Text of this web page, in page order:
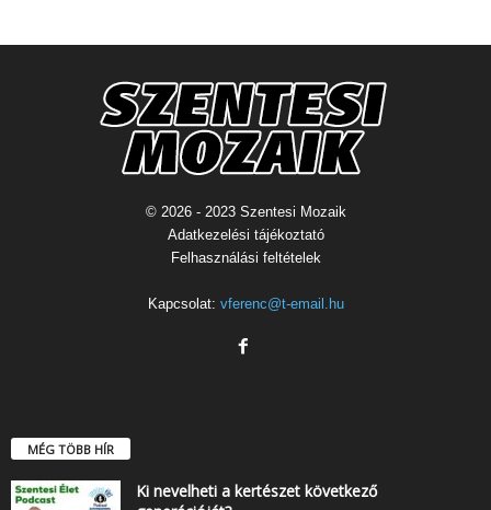
© 2026 - 2023 Szentesi Mozaik
Adatkezelési tájékoztató
Felhasználási feltételek
Kapcsolat: vferenc@t-email.hu
MÉG TÖBB HÍR
Ki nevelheti a kertészet következő